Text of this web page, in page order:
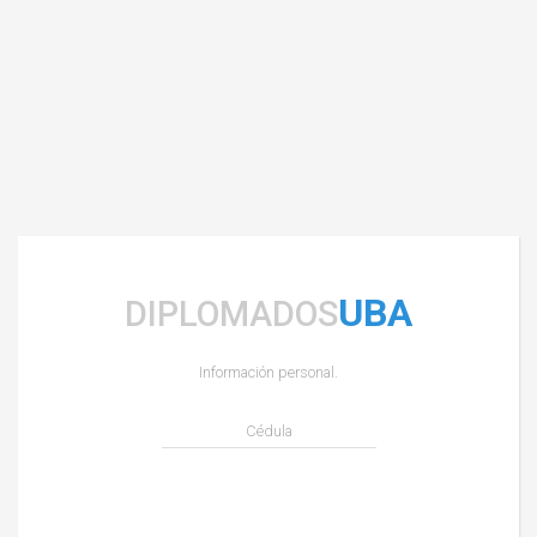
DIPLOMADOSUBA
Información personal.
Cédula